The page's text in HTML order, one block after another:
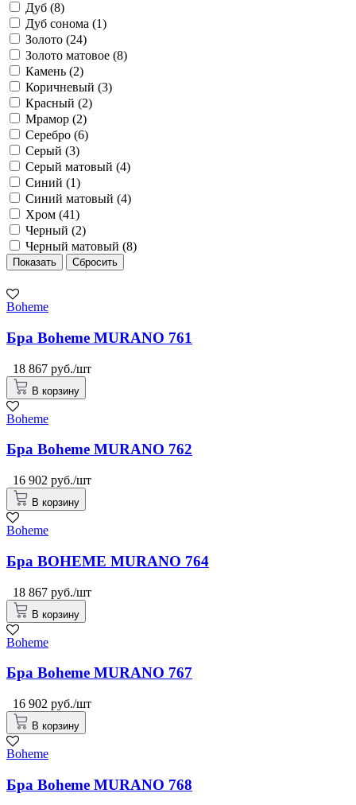
Дуб (8)
Дуб сонома (1)
Золото (24)
Золото матовое (8)
Камень (2)
Коричневый (3)
Красный (2)
Мрамор (2)
Серебро (6)
Серый (3)
Серый матовый (4)
Синий (1)
Синий матовый (4)
Хром (41)
Черный (2)
Черный матовый (8)
Boheme
Бра Boheme MURANO 761
18 867 руб./шт
В корзину
Boheme
Бра Boheme MURANO 762
16 902 руб./шт
В корзину
Boheme
Бра BOHEME MURANO 764
18 867 руб./шт
В корзину
Boheme
Бра Boheme MURANO 767
16 902 руб./шт
В корзину
Boheme
Бра Boheme MURANO 768